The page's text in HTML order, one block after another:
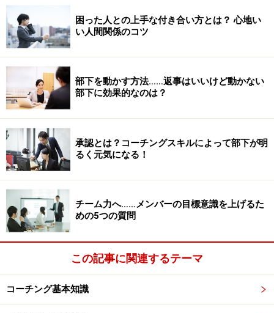
困った人との上手な付き合い方とは？ 心地い
い人間関係のコツ
部下を動かす方法……返事はいいけど動かない
部下に効果的なのは？
承認とは？コーチングスキルによって部下が明
るく元気になる！
チーム力へ……メンバーの目標意識を上げるた
めの5つの質問
この記事に関連するテーマ
コーチング基本知識